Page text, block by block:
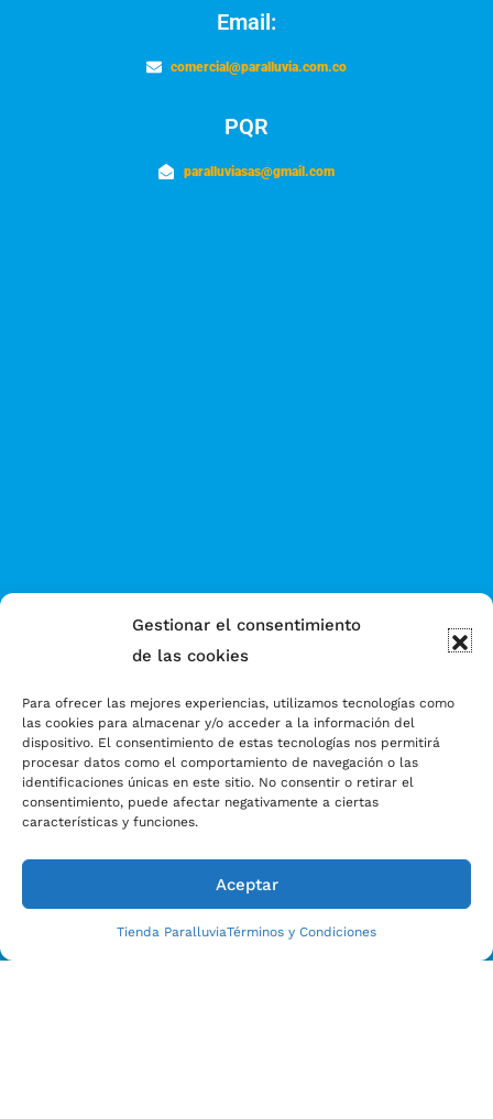
Gestionar el consentimiento
de las cookies
Para ofrecer las mejores experiencias, utilizamos tecnologías como
las cookies para almacenar y/o acceder a la información del
dispositivo. El consentimiento de estas tecnologías nos permitirá
procesar datos como el comportamiento de navegación o las
identificaciones únicas en este sitio. No consentir o retirar el
consentimiento, puede afectar negativamente a ciertas
características y funciones.
Aceptar
Tienda ParalluviaTérminos y Condiciones
Email:
comercial@paralluvia.com.co
PQR
paralluviasas@gmail.com